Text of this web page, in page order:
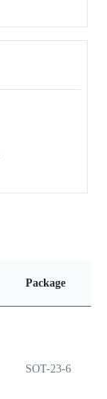
Package
SOT-23-6